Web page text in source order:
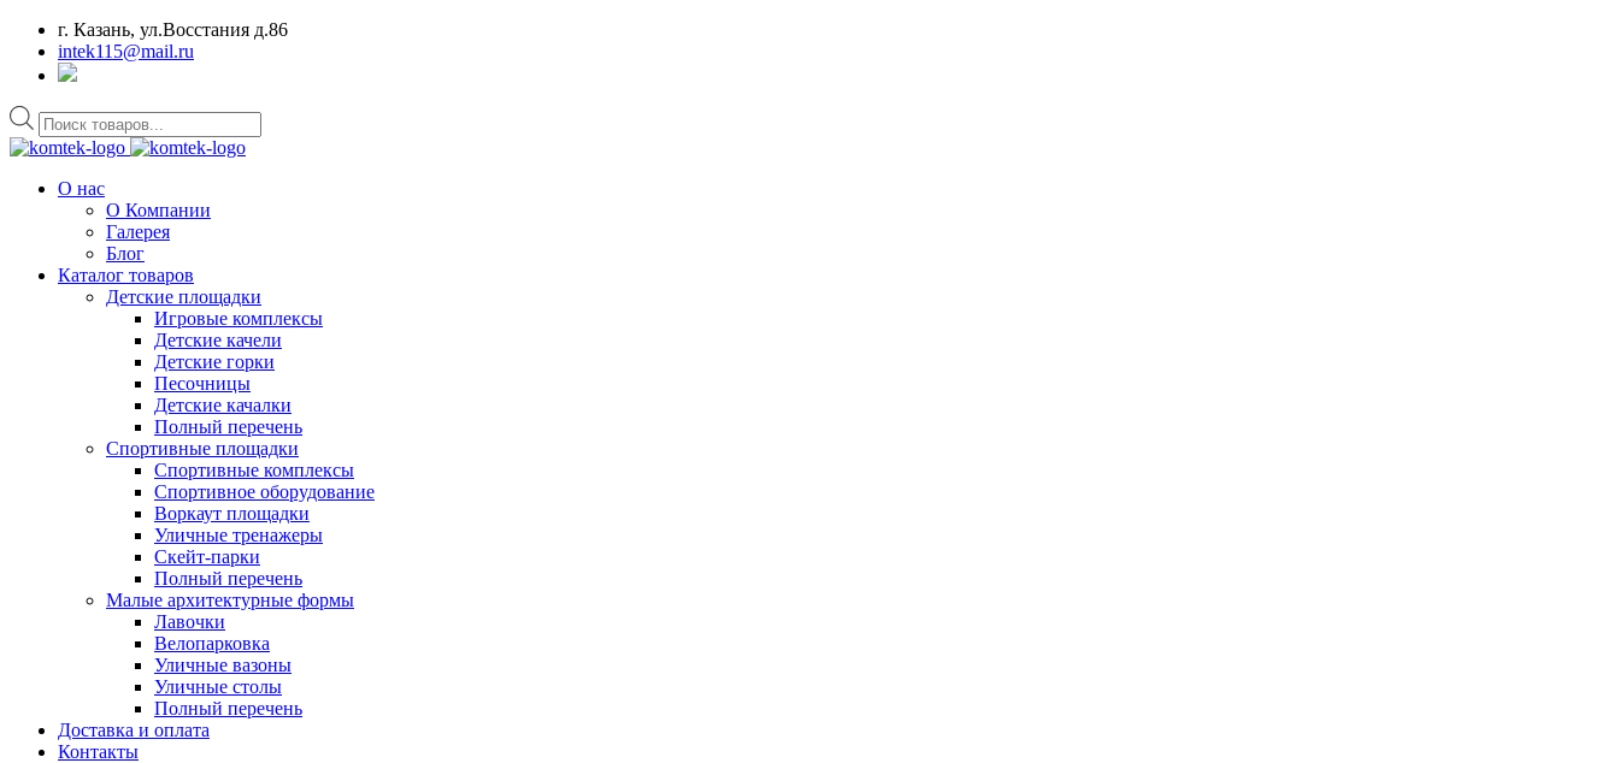
г. Казань, ул.Восстания д.86
intek115@mail.ru
Поиск
товаров
О нас
О Компании
Галерея
Блог
Каталог товаров
Детские площадки
Игровые комплексы
Детские качели
Детские горки
Песочницы
Детские качалки
Полный перечень
Спортивные площадки
Спортивные комплексы
Спортивное оборудование
Воркаут площадки
Уличные тренажеры
Скейт-парки
Полный перечень
Малые архитектурные формы
Лавочки
Велопарковка
Уличные вазоны
Уличные столы
Полный перечень
Доставка и оплата
Контакты